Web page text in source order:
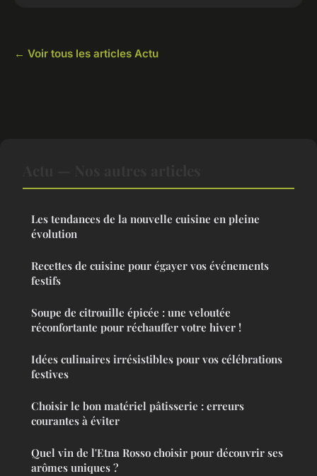
← Voir tous les articles Actu
Les tendances de la nouvelle cuisine en pleine
évolution
Recettes de cuisine pour égayer vos événements
festifs
Soupe de citrouille épicée : une veloutée
réconfortante pour réchauffer votre hiver !
Idées culinaires irrésistibles pour vos célébrations
festives
Choisir le bon matériel pâtisserie : erreurs
courantes à éviter
Quel vin de l'Etna Rosso choisir pour découvrir ses
arômes uniques ?